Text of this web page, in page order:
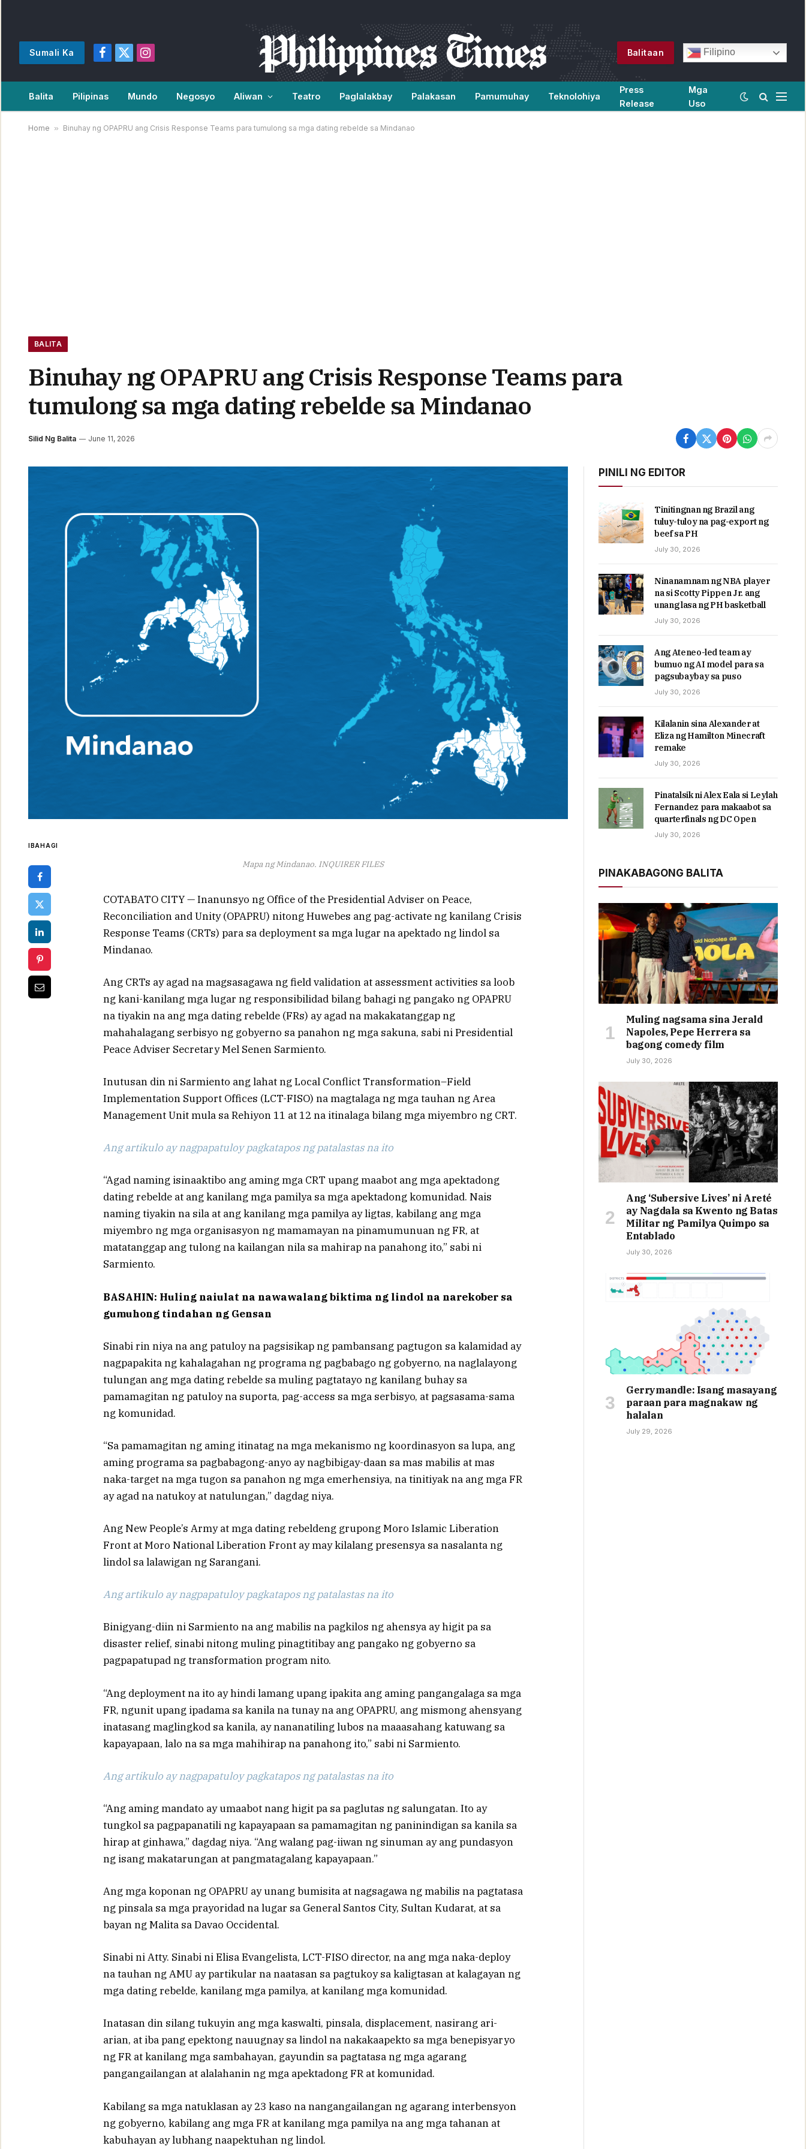
Sumali Ka
Facebook
X
Instagram
Balitaan Filipino
Balita Pilipinas Mundo Negosyo Aliwan Teatro Paglalakbay Palakasan Pamumuhay Teknolohiya
Press
Release
Mga
Uso
Home » Binuhay ng OPAPRU ang Crisis Response Teams para tumulong sa mga dating rebelde sa Mindanao
BALITA
Binuhay ng OPAPRU ang Crisis Response Teams para
tumulong sa mga dating rebelde sa Mindanao
Silid Ng Balita June 11, 2026
IBAHAGI
Mapa ng Mindanao. INQUIRER FILES
COTABATO CITY — Inanunsyo ng Office of the Presidential Adviser on Peace,
Reconciliation and Unity (OPAPRU) nitong Huwebes ang pag-activate ng kanilang Crisis
Response Teams (CRTs) para sa deployment sa mga lugar na apektado ng lindol sa
Mindanao.
Ang CRTs ay agad na magsasagawa ng field validation at assessment activities sa loob
ng kani-kanilang mga lugar ng responsibilidad bilang bahagi ng pangako ng OPAPRU
na tiyakin na ang mga dating rebelde (FRs) ay agad na makakatanggap ng
mahahalagang serbisyo ng gobyerno sa panahon ng mga sakuna, sabi ni Presidential
Peace Adviser Secretary Mel Senen Sarmiento.
Inutusan din ni Sarmiento ang lahat ng Local Conflict Transformation–Field
Implementation Support Offices (LCT-FISO) na magtalaga ng mga tauhan ng Area
Management Unit mula sa Rehiyon 11 at 12 na itinalaga bilang mga miyembro ng CRT.
Ang artikulo ay nagpapatuloy pagkatapos ng patalastas na ito
“Agad naming isinaaktibo ang aming mga CRT upang maabot ang mga apektadong
dating rebelde at ang kanilang mga pamilya sa mga apektadong komunidad. Nais
naming tiyakin na sila at ang kanilang mga pamilya ay ligtas, kabilang ang mga
miyembro ng mga organisasyon ng mamamayan na pinamumunuan ng FR, at
matatanggap ang tulong na kailangan nila sa mahirap na panahong ito,” sabi ni
Sarmiento.
BASAHIN: Huling naiulat na nawawalang biktima ng lindol na narekober sa
gumuhong tindahan ng Gensan
Sinabi rin niya na ang patuloy na pagsisikap ng pambansang pagtugon sa kalamidad ay
nagpapakita ng kahalagahan ng programa ng pagbabago ng gobyerno, na naglalayong
tulungan ang mga dating rebelde sa muling pagtatayo ng kanilang buhay sa
pamamagitan ng patuloy na suporta, pag-access sa mga serbisyo, at pagsasama-sama
ng komunidad.
“Sa pamamagitan ng aming itinatag na mga mekanismo ng koordinasyon sa lupa, ang
aming programa sa pagbabagong-anyo ay nagbibigay-daan sa mas mabilis at mas
naka-target na mga tugon sa panahon ng mga emerhensiya, na tinitiyak na ang mga FR
ay agad na natukoy at natulungan,” dagdag niya.
Ang New People’s Army at mga dating rebeldeng grupong Moro Islamic Liberation
Front at Moro National Liberation Front ay may kilalang presensya sa nasalanta ng
lindol sa lalawigan ng Sarangani.
Ang artikulo ay nagpapatuloy pagkatapos ng patalastas na ito
Binigyang-diin ni Sarmiento na ang mabilis na pagkilos ng ahensya ay higit pa sa
disaster relief, sinabi nitong muling pinagtitibay ang pangako ng gobyerno sa
pagpapatupad ng transformation program nito.
“Ang deployment na ito ay hindi lamang upang ipakita ang aming pangangalaga sa mga
FR, ngunit upang ipadama sa kanila na tunay na ang OPAPRU, ang mismong ahensyang
inatasang maglingkod sa kanila, ay nananatiling lubos na maaasahang katuwang sa
kapayapaan, lalo na sa mga mahihirap na panahong ito,” sabi ni Sarmiento.
Ang artikulo ay nagpapatuloy pagkatapos ng patalastas na ito
“Ang aming mandato ay umaabot nang higit pa sa paglutas ng salungatan. Ito ay
tungkol sa pagpapanatili ng kapayapaan sa pamamagitan ng paninindigan sa kanila sa
hirap at ginhawa,” dagdag niya. “Ang walang pag-iiwan ng sinuman ay ang pundasyon
ng isang makatarungan at pangmatagalang kapayapaan.”
Ang mga koponan ng OPAPRU ay unang bumisita at nagsagawa ng mabilis na pagtatasa
ng pinsala sa mga prayoridad na lugar sa General Santos City, Sultan Kudarat, at sa
bayan ng Malita sa Davao Occidental.
Sinabi ni Atty. Sinabi ni Elisa Evangelista, LCT-FISO director, na ang mga naka-deploy
na tauhan ng AMU ay partikular na naatasan sa pagtukoy sa kaligtasan at kalagayan ng
mga dating rebelde, kanilang mga pamilya, at kanilang mga komunidad.
Inatasan din silang tukuyin ang mga kaswalti, pinsala, displacement, nasirang ari-
arian, at iba pang epektong nauugnay sa lindol na nakakaapekto sa mga benepisyaryo
ng FR at kanilang mga sambahayan, gayundin sa pagtatasa ng mga agarang
pangangailangan at alalahanin ng mga apektadong FR at komunidad.
Kabilang sa mga natuklasan ay 23 kaso na nangangailangan ng agarang interbensyon
ng gobyerno, kabilang ang mga FR at kanilang mga pamilya na ang mga tahanan at
kabuhayan ay lubhang naapektuhan ng lindol.
PINILI NG EDITOR
Tinitingnan ng Brazil ang
tuluy-tuloy na pag-export ng
beef sa PH
July 30, 2026
Ninanamnam ng NBA player
na si Scotty Pippen Jr. ang
unang lasa ng PH basketball
July 30, 2026
Ang Ateneo-led team ay
bumuo ng AI model para sa
pagsubaybay sa puso
July 30, 2026
Kilalanin sina Alexander at
Eliza ng Hamilton Minecraft
remake
July 30, 2026
Pinatalsik ni Alex Eala si Leylah
Fernandez para makaabot sa
quarterfinals ng DC Open
July 30, 2026
PINAKABAGONG BALITA
Muling nagsama sina Jerald
Napoles, Pepe Herrera sa
bagong comedy film
July 30, 2026
Ang ‘Subersive Lives’ ni Areté
ay Nagdala sa Kwento ng Batas
Militar ng Pamilya Quimpo sa
Entablado
July 30, 2026
Gerrymandle: Isang masayang
paraan para magnakaw ng
halalan
July 29, 2026